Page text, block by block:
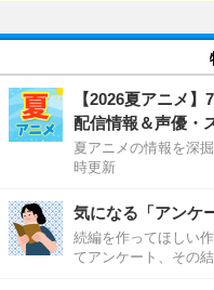
【2026夏アニメ
配信情報＆声優・
夏アニメの情報を深
時更新
気になる「アンケ
続編を作ってほしい
てアンケート、その